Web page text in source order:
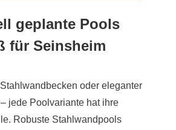
geplante Pools
für Seinsheim
oder eleganter
jede Poolvariante hat ihre
Robuste Stahlwandpools